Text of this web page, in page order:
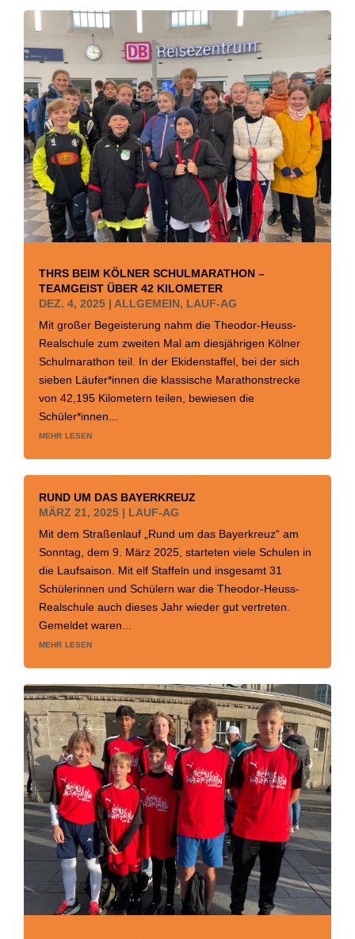
THRS BEIM KÖLNER SCHULMARATHON –
TEAMGEIST ÜBER 42 KILOMETER
DEZ. 4, 2025 | ALLGEMEIN, LAUF-AG
Mit großer Begeisterung nahm die Theodor-Heuss-
Realschule zum zweiten Mal am diesjährigen Kölner
Schulmarathon teil. In der Ekidenstaffel, bei der sich
sieben Läufer*innen die klassische Marathonstrecke
von 42,195 Kilometern teilen, bewiesen die
Schüler*innen...
mehr lesen
RUND UM DAS BAYERKREUZ
MÄRZ 21, 2025 | LAUF-AG
Mit dem Straßenlauf „Rund um das Bayerkreuz“ am
Sonntag, dem 9. März 2025, starteten viele Schulen in
die Laufsaison. Mit elf Staffeln und insgesamt 31
Schülerinnen und Schülern war die Theodor-Heuss-
Realschule auch dieses Jahr wieder gut vertreten.
Gemeldet waren...
mehr lesen